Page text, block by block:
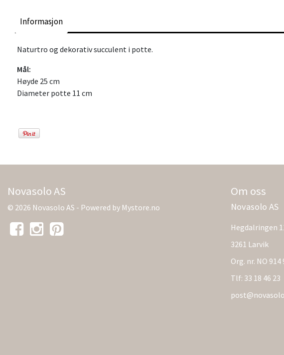
Informasjon
Naturtro og dekorativ succulent i potte.
Mål:
Høyde 25 cm
Diameter potte 11 cm
Novasolo AS
© 2026 Novasolo AS - Powered by Mystore.no
Om oss
Novasolo AS
Hegdalringen
3261 Larvik
Org. nr. NO 914
Tlf: 33 18 46 23